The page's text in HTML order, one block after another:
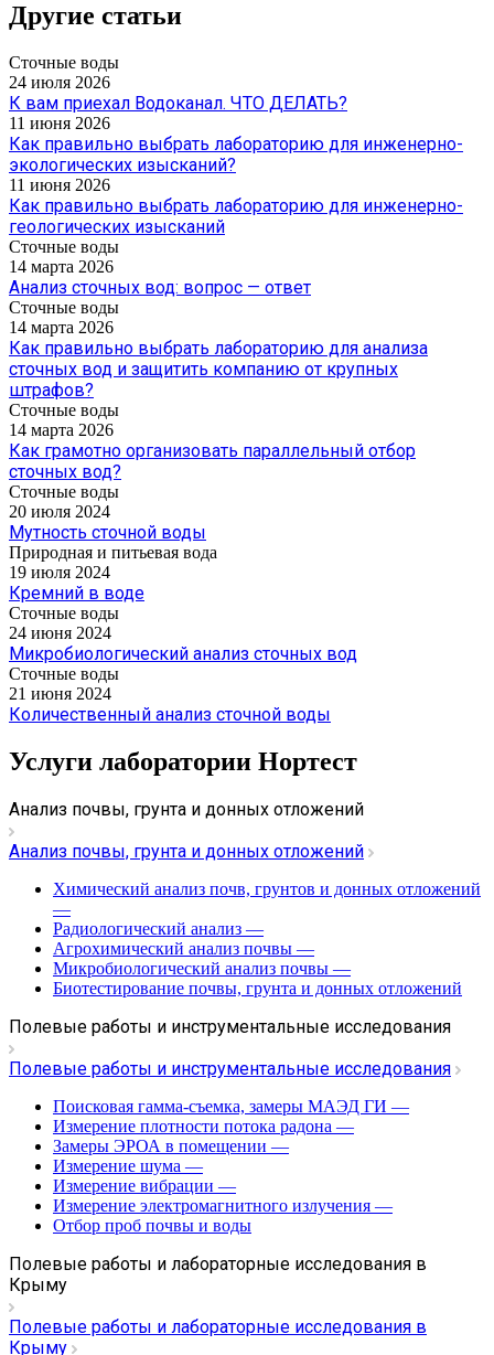
Другие статьи
Сточные воды
24 июля 2026
К вам приехал Водоканал. ЧТО ДЕЛАТЬ?
11 июня 2026
Как правильно выбрать лабораторию для инженерно-
экологических изысканий?
11 июня 2026
Как правильно выбрать лабораторию для инженерно-
геологических изысканий
Сточные воды
14 марта 2026
Анализ сточных вод: вопрос — ответ
Сточные воды
14 марта 2026
Как правильно выбрать лабораторию для анализа
сточных вод и защитить компанию от крупных
штрафов?
Сточные воды
14 марта 2026
Как грамотно организовать параллельный отбор
сточных вод?
Сточные воды
20 июля 2024
Мутность сточной воды
Природная и питьевая вода
19 июля 2024
Кремний в воде
Сточные воды
24 июня 2024
Микробиологический анализ сточных вод
Сточные воды
21 июня 2024
Количественный анализ сточной воды
Услуги лаборатории Нортест
Анализ почвы, грунта и донных отложений
Анализ почвы, грунта и донных отложений
Химический анализ почв, грунтов и донных отложений
—
Радиологический анализ —
Агрохимический анализ почвы —
Микробиологический анализ почвы —
Биотестирование почвы, грунта и донных отложений
Полевые работы и инструментальные исследования
Полевые работы и инструментальные исследования
Поисковая гамма-съемка, замеры МАЭД ГИ —
Измерение плотности потока радона —
Замеры ЭРОА в помещении —
Измерение шума —
Измерение вибрации —
Измерение электромагнитного излучения —
Отбор проб почвы и воды
Полевые работы и лабораторные исследования в
Крыму
Полевые работы и лабораторные исследования в
Крыму